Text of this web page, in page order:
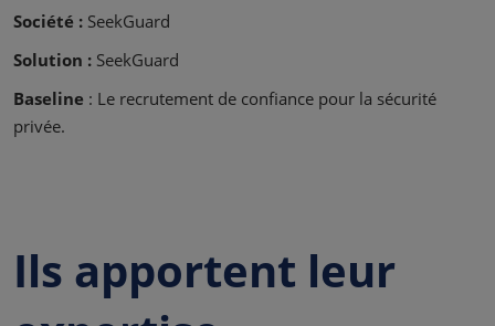
Société : SeekGuard
Solution : SeekGuard
Baseline : Le recrutement de confiance pour la sécurité
privée.
Ils apportent leur